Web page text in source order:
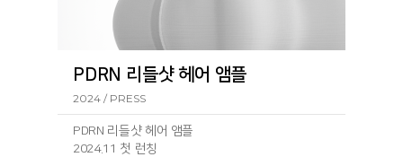
PDRN 리들샷 헤어 앰플
2024 / PRESS
PDRN 리들샷 헤어 앰플
2024.11 첫 런칭